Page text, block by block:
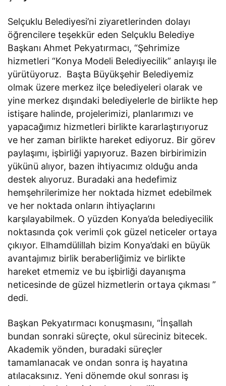
Selçuklu Belediyesi’ni ziyaretlerinden dolayı
öğrencilere teşekkür eden Selçuklu Belediye
Başkanı Ahmet Pekyatırmacı, “Şehrimize
hizmetleri “Konya Modeli Belediyecilik” anlayışı ile
yürütüyoruz. Başta Büyükşehir Belediyemiz
olmak üzere merkez ilçe belediyeleri olarak ve
yine merkez dışındaki belediyelerle de birlikte hep
istişare halinde, projelerimizi, planlarımızı ve
yapacağımız hizmetleri birlikte kararlaştırıyoruz
ve her zaman birlikte hareket ediyoruz. Bir görev
paylaşımı, işbirliği yapıyoruz. Bazen birbirimizin
yükünü alıyor, bazen ihtiyacımız olduğu anda
destek alıyoruz. Buradaki ana hedefimiz
hemşehrilerimize her noktada hizmet edebilmek
ve her noktada onların ihtiyaçlarını
karşılayabilmek. O yüzden Konya’da belediyecilik
noktasında çok verimli çok güzel neticeler ortaya
çıkıyor. Elhamdülillah bizim Konya’daki en büyük
avantajımız birlik beraberliğimiz ve birlikte
hareket etmemiz ve bu işbirliği dayanışma
neticesinde de güzel hizmetlerin ortaya çıkması ”
dedi.
Başkan Pekyatırmacı konuşmasını, “İnşallah
bundan sonraki süreçte, okul süreciniz bitecek.
Akademik yönden, buradaki süreçler
tamamlanacak ve ondan sonra iş hayatına
atılacaksınız. Yeni dönemde okul sonrası iş